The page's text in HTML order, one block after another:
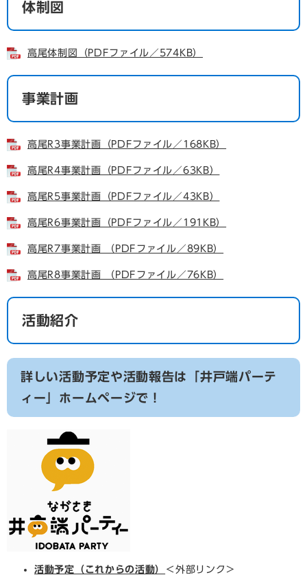
体制図
高尾体制図（PDFファイル／574KB）
事業計画
高尾R3事業計画（PDFファイル／168KB）
高尾R4事業計画（PDFファイル／63KB）
高尾R5事業計画（PDFファイル／43KB）
高尾R6事業計画（PDFファイル／191KB）
高尾R7事業計画 （PDFファイル／89KB）
高尾R8事業計画 （PDFファイル／76KB）
活動紹介
詳しい活動予定や活動報告は「井戸端パーテ
ィー」ホームページで！
活動予定（これからの活動）
＜外部リンク＞